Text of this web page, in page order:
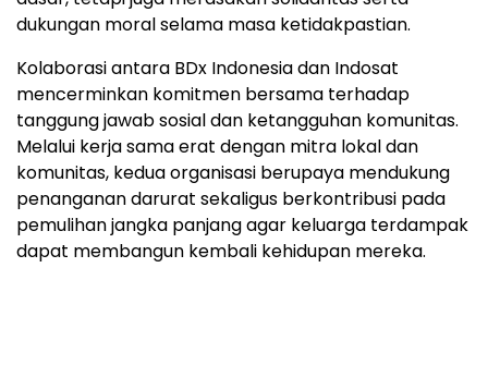
dukungan moral selama masa ketidakpastian.
Kolaborasi antara BDx Indonesia dan Indosat
mencerminkan komitmen bersama terhadap
tanggung jawab sosial dan ketangguhan komunitas.
Melalui kerja sama erat dengan mitra lokal dan
komunitas, kedua organisasi berupaya mendukung
penanganan darurat sekaligus berkontribusi pada
pemulihan jangka panjang agar keluarga terdampak
dapat membangun kembali kehidupan mereka.